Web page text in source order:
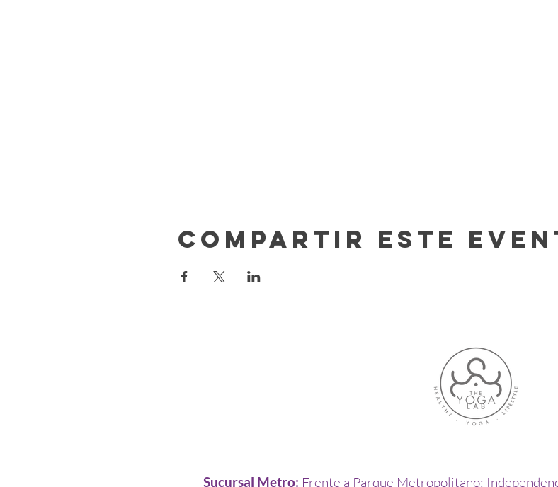
Compartir este
Sucursal Metro: Frente a Parque Metropolitano: